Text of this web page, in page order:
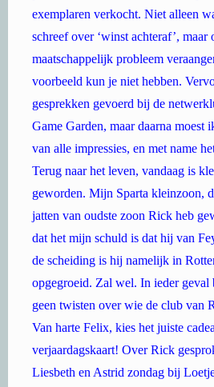
exemplaren verkocht. Niet alleen
schreef over ‘winst achteraf’, maar
maatschappelijk probleem
voorbeeld kun je niet hebben.
gesprekken gevoerd bij de
Game Garden, maar daarna moest
van alle impressies, en met name
Terug naar het leven, vandaag is
geworden. Mijn Sparta kleinzoon,
jatten van oudste zoon Rick heb
dat het mijn schuld is dat hij van
de scheiding is hij namelijk in
opgegroeid. Zal wel. In ieder geval
geen twisten over wie de club van
Van harte Felix, kies het juiste
verjaardagskaart! Over Rick
Liesbeth en Astrid zondag bij